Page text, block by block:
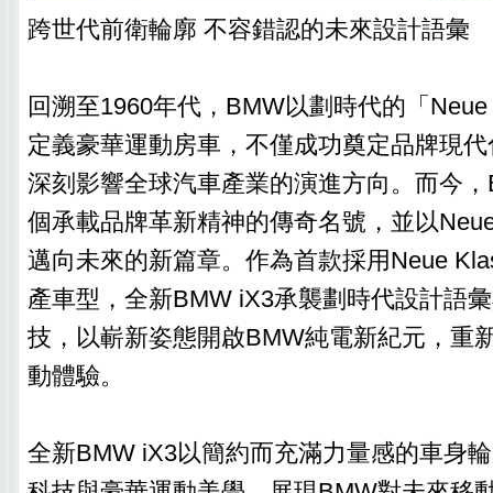
跨世代前衛輪廓 不容錯認的未來設計語彙
回溯至1960年代，BMW以劃時代的「
定義豪華運動房車，不僅成功奠定品牌現
深刻影響全球汽車產業的演進方向。而今
個承載品牌革新精神的傳奇名號，並以
邁向未來的新篇章。作為首款採用Neue
產車型，全新BMW iX3承襲劃時代設計語
技，以嶄新姿態開啟BMW純電新紀元，重
動體驗。
全新BMW iX3以簡約而充滿力量感的車身